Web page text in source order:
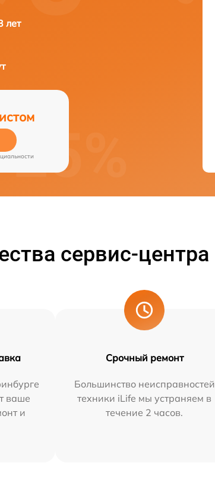
лет
сервис-центра
ваше
и
Срочный ремонт
Большинство неисправностей
техники iLife мы устраняем в
течение 2 часов.